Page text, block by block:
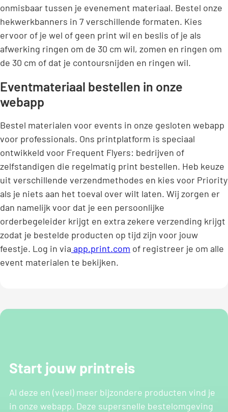
onmisbaar tussen je evenement materiaal. Bestel onze
hekwerkbanners in 7 verschillende formaten. Kies
ervoor of je wel of geen print wil en beslis of je als
afwerking ringen om de 30 cm wil, zomen en ringen om
de 30 cm of dat je contoursnijden en ringen wil.
Eventmateriaal bestellen in onze
webapp
Bestel materialen voor events in onze gesloten webapp
voor professionals. Ons printplatform is speciaal
ontwikkeld voor Frequent Flyers: bedrijven of
zelfstandigen die regelmatig print bestellen. Heb keuze
uit verschillende verzendmethodes en kies voor Priority
als je niets aan het toeval over wilt laten. Wij zorgen er
dan namelijk voor dat je een persoonlijke
orderbegeleider krijgt en extra zekere verzending krijgt
zodat je bestelde producten op tijd zijn voor jouw
feestje. Log in via app.print.com of registreer je om alle
event materialen te bekijken.
Start jouw printreis
Al deze en (veel) meer bijzondere producten vind je
in onze webapp. Deze supersnelle bestelomgeving